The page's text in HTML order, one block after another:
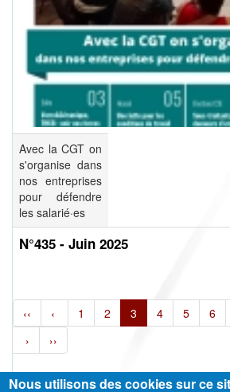
Avec la CGT on
s'organise dans
nos entreprises
pour défendre
les salarié·es
N°435 - Juin 2025
‹‹ ‹ 1 2 3 4 5 6
›
››
Nous utilisons des cookies sur ce